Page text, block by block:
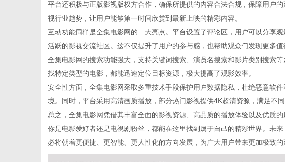
平台还积极与正版影视版权方合作，确保所提供的内容合法合规，保障用户
视行业趋势，让用户能够第一时间欣赏到最新上映的精彩内容。
互动功能同样是全集电影网的一大亮点。平台设置了评论区，用户可以分享
活跃的影视交流社区。这不仅提升了用户的参与感，也帮助观众们发现更多值
全集电影网的搜索功能强大，支持关键词搜索、演员名搜索和影片类别搜索
找特定类型的电影，都能迅速定位目标资源，极大提高了观影效率。
安全性方面，全集电影网采取多重技术手段保护用户数据隐私，杜绝恶意软
境。同时，平台采用高清画质播放，部分热门影视提供4K超清资源，满足不同
总之，全集电影网凭借其丰富全面的影视资源、高品质的播放体验以及优质
你是电影爱好者还是电视剧粉丝，都能在这里找到属于自己的精彩世界。未
必将朝着更便捷、更智能、更人性化的方向发展，为广大用户带来更加极致的